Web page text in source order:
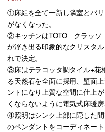
①床組を全て一新し隣室とバ
がなくなった。
②キッチンはTOTO クラッソ
が浮き出る印象的なクリスタ
れで決定。
③床はテラコッタ調タイル+花
る天然石を全面に採用、壁面
ントになり上質な空間に仕上
くならないように電気式床暖
④照明はシンク上部に隠した
のペンダントをコーディネート